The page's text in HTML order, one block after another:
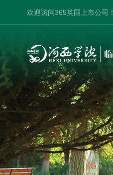
欢迎访问365英国上市公司！